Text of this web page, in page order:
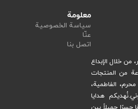
من خلال الإبداع
من المنتجات
الفاطمية،
نُهديكم هدايا
معلومة
سياسة الخصوصية
عنّا
اتصل بنا